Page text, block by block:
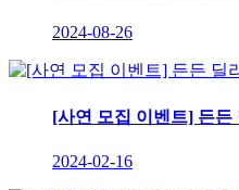
2024-08-26
[사연 모집 이벤트] 든든
2024-02-16